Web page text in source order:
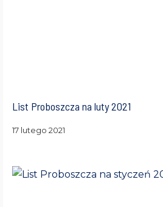
List Proboszcza na luty 2021
17 lutego 2021